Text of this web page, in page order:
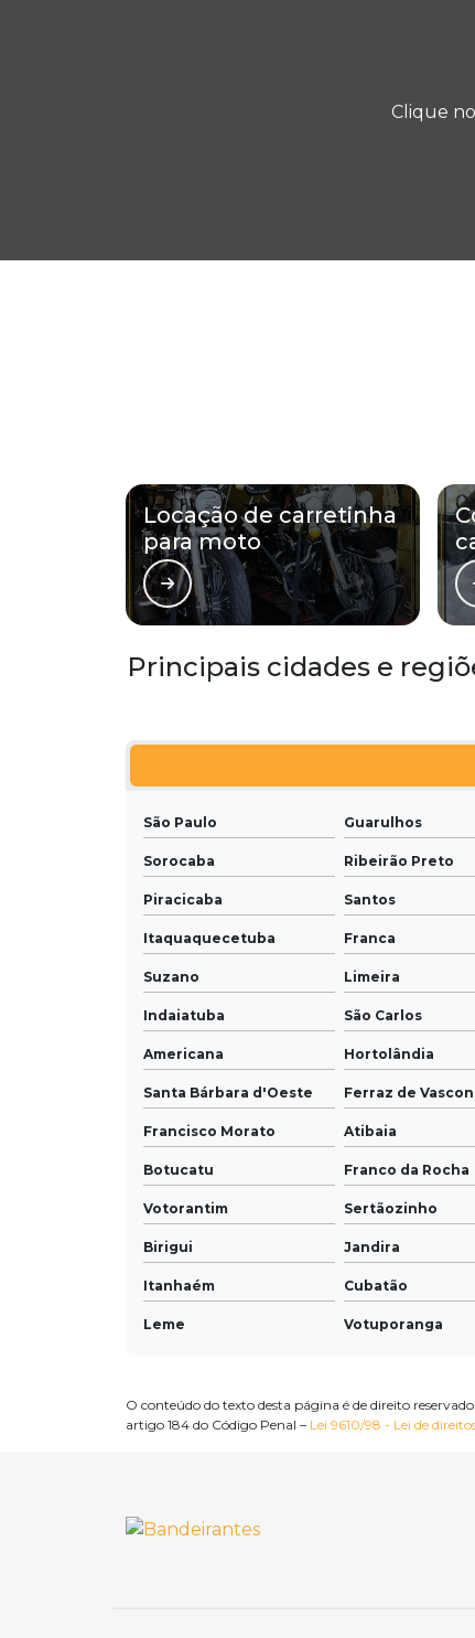
Clique
Locação de carretinha
para moto
Principais cidades e
São Paulo Guarulhos
Sorocaba Ribeirão Preto
Piracicaba Santos
Itaquaquecetuba Franca
Suzano Limeira
Indaiatuba São Carlos
Americana Hortolândia
Santa Bárbara d'Oeste Ferraz de
Francisco Morato Atibaia
Botucatu Franco da Rocha
Votorantim Sertãozinho
Birigui Jandira
Itanhaém Cubatão
Leme Votuporanga
Lorena São Sebastião
Embu-Guaçu
O conteúdo do texto desta página é de direito
artigo 184 do Código Penal – Lei 9610/98 - Lei de